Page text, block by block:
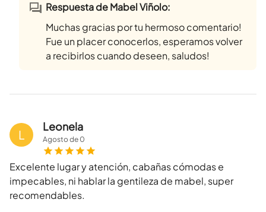
Respuesta de Mabel Viñolo:
Muchas gracias por tu hermoso comentario!
Fue un placer conocerlos, esperamos volver
a recibirlos cuando deseen, saludos!
L
Leonela
Agostode 0
Excelente lugar y atención, cabañas cómodas e
impecables, ni hablar la gentileza de mabel, super
recomendables.